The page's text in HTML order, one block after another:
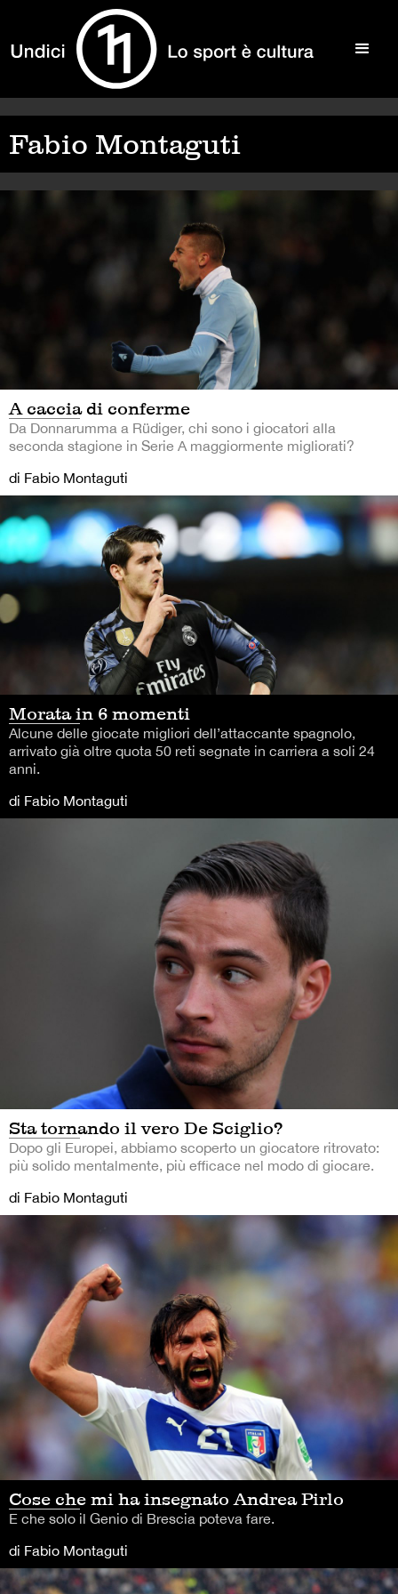
Fabio Montaguti
A caccia di conferme
Da Donnarumma a Rüdiger, chi sono i giocatori alla
seconda stagione in Serie A maggiormente migliorati?
di Fabio Montaguti
Morata in 6 momenti
Alcune delle giocate migliori dell’attaccante spagnolo,
arrivato già oltre quota 50 reti segnate in carriera a soli 24
anni.
di Fabio Montaguti
Sta tornando il vero De Sciglio?
Dopo gli Europei, abbiamo scoperto un giocatore ritrovato:
più solido mentalmente, più efficace nel modo di giocare.
di Fabio Montaguti
Cose che mi ha insegnato Andrea Pirlo
E che solo il Genio di Brescia poteva fare.
di Fabio Montaguti